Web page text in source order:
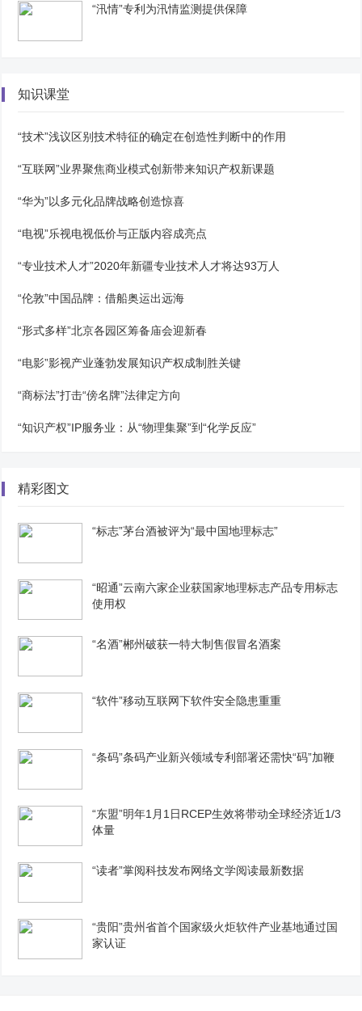
“汛情”专利为汛情监测提供保障
知识课堂
“技术”浅议区别技术特征的确定在创造性判断中的作用
“互联网”业界聚焦商业模式创新带来知识产权新课题
“华为”以多元化品牌战略创造惊喜
“电视”乐视电视低价与正版内容成亮点
“专业技术人才”2020年新疆专业技术人才将达93万人
“伦敦”中国品牌：借船奥运出远海
“形式多样”北京各园区筹备庙会迎新春
“电影”影视产业蓬勃发展知识产权成制胜关键
“商标法”打击“傍名牌”法律定方向
“知识产权”IP服务业：从“物理集聚”到“化学反应”
精彩图文
“标志”茅台酒被评为“最中国地理标志”
“昭通”云南六家企业获国家地理标志产品专用标志
使用权
“名酒”郴州破获一特大制售假冒名酒案
“软件”移动互联网下软件安全隐患重重
“条码”条码产业新兴领域专利部署还需快“码”加鞭
“东盟”明年1月1日RCEP生效将带动全球经济近1/3
体量
“读者”掌阅科技发布网络文学阅读最新数据
“贵阳”贵州省首个国家级火炬软件产业基地通过国
家认证